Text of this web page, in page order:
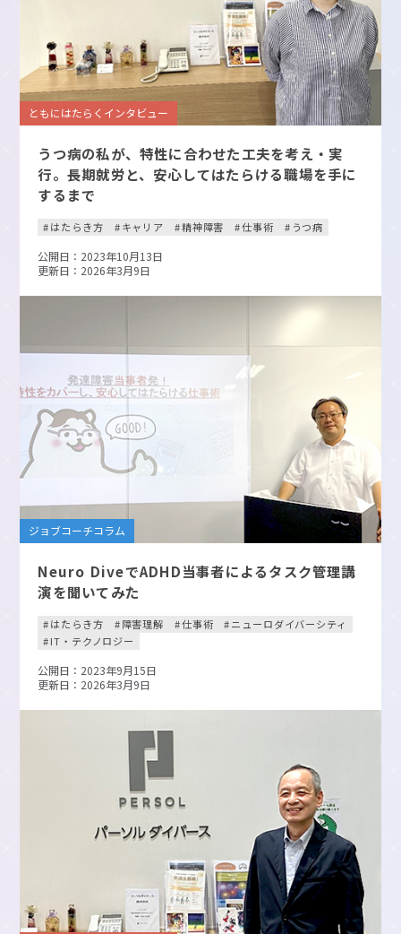
ともにはたらくインタビュー
うつ病の私が、特性に合わせた工夫を考え・実
行。長期就労と、安心してはたらける職場を手に
するまで
はたらき方 キャリア 精神障害 仕事術 うつ病
公開日：2023年10月13日
更新日：2026年3月9日
ジョブコーチコラム
Neuro DiveでADHD当事者によるタスク管理講
演を聞いてみた
はたらき方 障害理解 仕事術
ニューロダイバーシティ
IT・テクノロジー
公開日：2023年9月15日
更新日：2026年3月9日